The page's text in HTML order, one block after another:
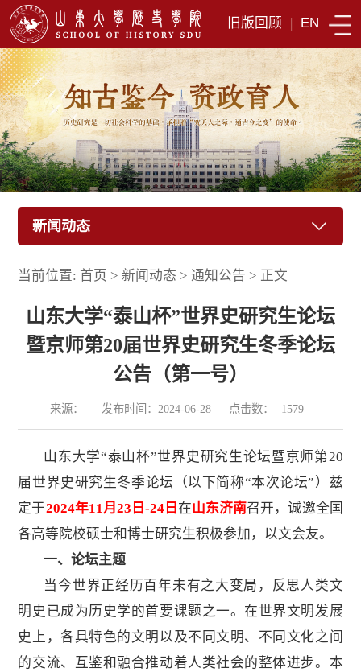
旧版回顾 | EN
新闻动态
当前位置: 首页 >新闻动态 >通知公告 > 正文
山东大学“泰山杯”世界史研究生论坛
暨京师第20届世界史研究生冬季论坛
公告（第一号）
来源： 发布时间：2024-06-28 点击数： 1579
山东大学“泰山杯”世界史研究生论坛暨京师第20
届世界史研究生冬季论坛（以下简称“本次论坛”）兹
定于2024年11月23日-24日 在山东济南召开，诚邀全国
各高等院校硕士和博士研究生积极参加，以文会友。
一、论坛主题
当今世界正经历百年未有之大变局，反思人类文
明史已成为历史学的首要课题之一。在世界文明发展
史上，各具特色的文明以及不同文明、不同文化之间
的交流、互鉴和融合推动着人类社会的整体进步。本